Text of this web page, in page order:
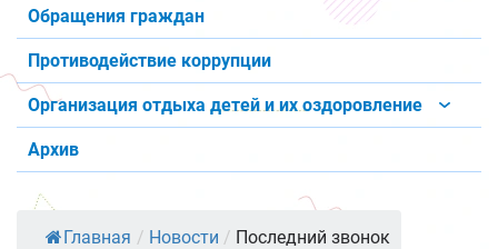
Обращения граждан
Противодействие коррупции
Организация отдыха детей и их оздоровление
Архив
Главная / Новости / Последний звонок